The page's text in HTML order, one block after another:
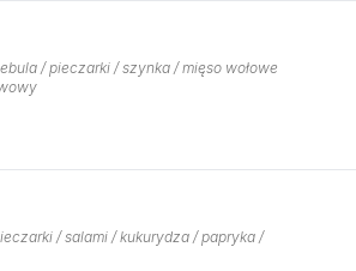
/ pieczarki / szynka / mięso wołowe
/ salami / kukurydza / papryka /